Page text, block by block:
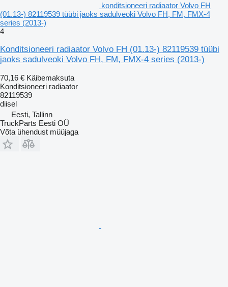
konditsioneeri radiaator Volvo FH
(01.13-) 82119539 tüübi jaoks sadulveoki Volvo FH, FM, FMX-4
series (2013-)
4
Konditsioneeri radiaator Volvo FH (01.13-) 82119539 tüübi
jaoks sadulveoki Volvo FH, FM, FMX-4 series (2013-)
70,16 € Käibemaksuta
Konditsioneeri radiaator
82119539
diisel
Eesti, Tallinn
TruckParts Eesti OÜ
Võta ühendust müüjaga